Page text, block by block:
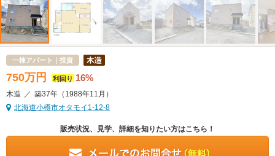
一棟アパート｜投資
750万 円 利回り 16%
木造 ／ 築37年 （1988年11月）
北海道小樽市オタモイ1-12-8
販売状況、見学、詳細を知りたい方はこちら！